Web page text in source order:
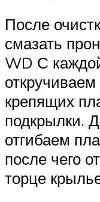
После
смазать
WD С
крепящих
подкрылки.
отгибаем
после чего
торце